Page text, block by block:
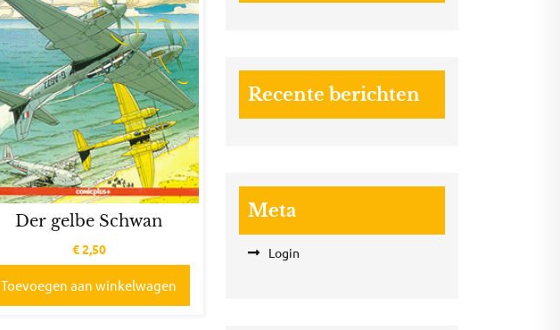
Der gelbe Schwan
€2,50
Toevoegen aan winkelwagen
Recente berichten
Meta
Login